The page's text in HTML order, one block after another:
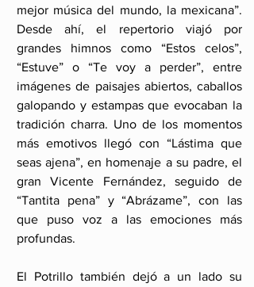
mejor música del mundo, la mexicana”.
Desde ahí, el repertorio viajó por
grandes himnos como “Estos celos”,
“Estuve” o “Te voy a perder”, entre
imágenes de paisajes abiertos, caballos
galopando y estampas que evocaban la
tradición charra. Uno de los momentos
más emotivos llegó con “Lástima que
seas ajena”, en homenaje a su padre, el
gran Vicente Fernández, seguido de
“Tantita pena” y “Abrázame”, con las
que puso voz a las emociones más
profundas.
El Potrillo también dejó a un lado su